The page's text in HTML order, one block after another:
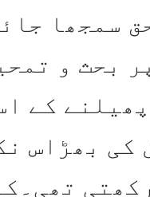
سمجھا
بحث و
کے
کی بھڑاس